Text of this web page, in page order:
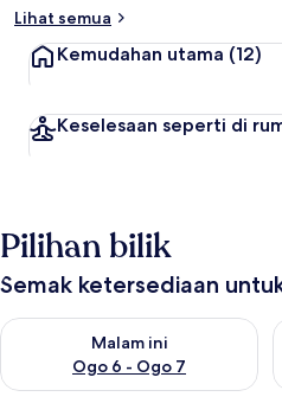
Lihat semua
Kemudahan utama (12)
Keselesaan seperti di
Pilihan bilik
Semak ketersediaan
Malam ini
Ogo 6 - Ogo 7
Semak ketersediaan untuk